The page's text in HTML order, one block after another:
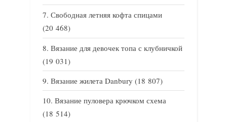
Свободная летняя кофта спицами
(20 468)
Вязание для девочек топа с клубничкой
(19 031)
Вязание жилета Danbury (18 807)
Вязание пуловера крючком схема
(18 514)